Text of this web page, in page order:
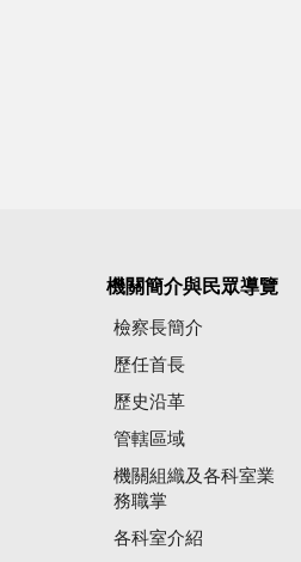
機關簡介與民眾導覽
檢察長簡介
歷任首長
歷史沿革
管轄區域
機關組織及各科室業
務職掌
各科室介紹